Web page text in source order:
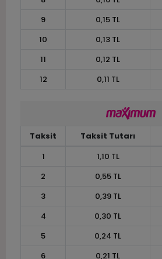
9
0,15 TL
10
0,13 TL
11
0,12 TL
12
0,11 TL
Taksit Taksit Tutarı
1
1,10 TL
2
0,55 TL
3
0,39 TL
4
0,30 TL
5
0,24 TL
6
0,21 TL